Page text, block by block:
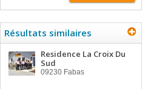
Résultats similaires
Residence La Croix Du
Sud
09230 Fabas